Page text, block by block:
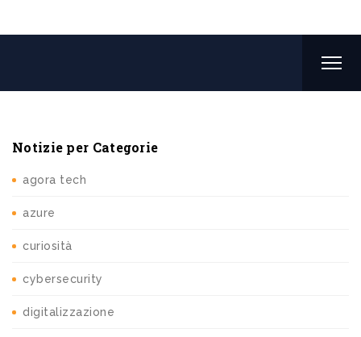
Notizie per Categorie
agora tech
azure
curiosità
cybersecurity
digitalizzazione